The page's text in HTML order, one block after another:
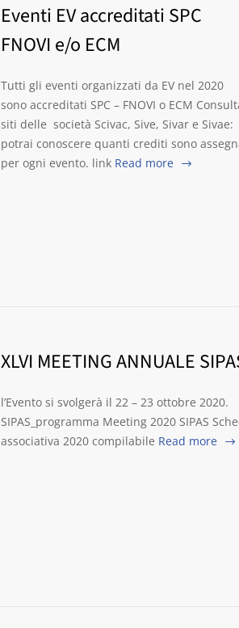
Eventi EV accreditati SPC
FNOVI e/o ECM
Tutti gli eventi organizzati da EV nel 2020
sono accreditati SPC – FNOVI o ECM
siti delle società Scivac, Sive, Sivar e Sivae:
potrai conoscere quanti crediti sono
per ogni evento. link Read more
XLVI MEETING ANNUALE
l’Evento si svolgerà il 22 – 23 ottobre 2020.
SIPAS_programma Meeting 2020 SIPAS
associativa 2020 compilabile Read more